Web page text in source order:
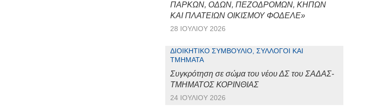
ΠΑΡΚΩΝ, ΟΔΩΝ, ΠΕΖΟΔΡΟΜΩΝ, ΚΗΠΩΝ
ΚΑΙ ΠΛΑΤΕΙΩΝ ΟΙΚΙΣΜΟΥ ΦΟΔΕΛΕ»
28 ΙΟΥΛΊΟΥ 2026
ΔΙΟΙΚΗΤΙΚΌ ΣΥΜΒΟΎΛΙΟ, ΣΎΛΛΟΓΟΙ ΚΑΙ
ΤΜΉΜΑΤΑ
Συγκρότηση σε σώμα του νέου ΔΣ του ΣΑΔΑΣ-
ΤΜΗΜΑΤΟΣ ΚΟΡΙΝΘΙΑΣ
24 ΙΟΥΛΊΟΥ 2026